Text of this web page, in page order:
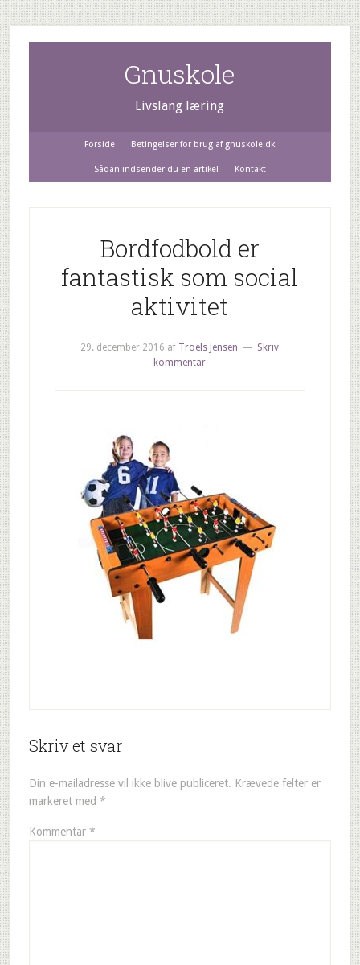
Gnuskole
Livslang læring
Forside Betingelser for brug af gnuskole.dk
Sådan indsender du en artikel Kontakt
Bordfodbold er
fantastisk som social
aktivitet
29. december 2016 af Troels Jensen
Skriv
kommentar
Skriv et svar
Din e-mailadresse vil ikke blive publiceret. Krævede felter er
markeret med *
Kommentar *